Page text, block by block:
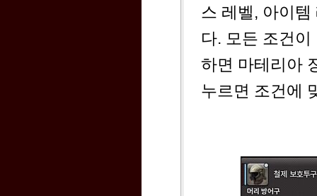
스 레벨, 아이
다. 모든 조건
하면 마테리아
누르면 조건에